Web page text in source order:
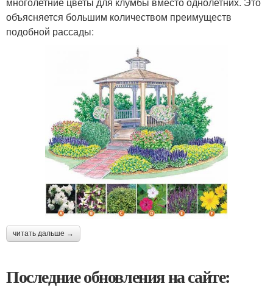
объясняется большим количеством преимуществ
подобной рассады:
читать дальше →
Последние обновления на сайте: